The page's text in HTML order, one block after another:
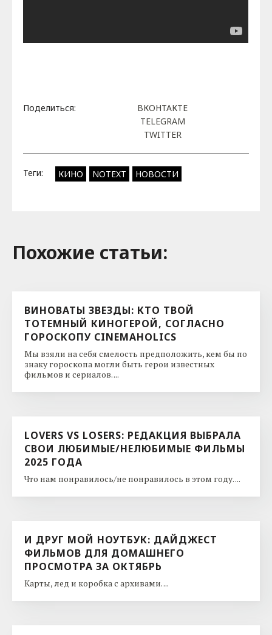
Поделиться:
ВКОНТАКТЕ
TELEGRAM
TWITTER
Теги: КИНО NOTEXT НОВОСТИ
Похожие cтатьи:
ВИНОВАТЫ ЗВЕЗДЫ: КТО ТВОЙ
ТОТЕМНЫЙ КИНОГЕРОЙ, СОГЛАСНО
ГОРОСКОПУ CINEMAHOLICS
Мы взяли на себя смелость предположить, кем бы по
знаку гороскопа могли быть герои известных
фильмов и сериалов. ...
LOVERS VS LOSERS: РЕДАКЦИЯ ВЫБРАЛА
СВОИ ЛЮБИМЫЕ/НЕЛЮБИМЫЕ ФИЛЬМЫ
2025 ГОДА
Что нам понравилось/не понравилось в этом году. ...
И ДРУГ МОЙ НОУТБУК: ДАЙДЖЕСТ
ФИЛЬМОВ ДЛЯ ДОМАШНЕГО
ПРОСМОТРА ЗА ОКТЯБРЬ
Карты, лед и коробка с архивами. ...